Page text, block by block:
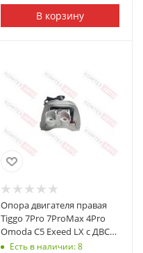
В корзину
Опора двигателя правая
Tiggo 7Pro 7ProMax 4Pro
Omoda C5 Exeed LX с ДВС
1.5 147л/с
Есть в наличии: 8